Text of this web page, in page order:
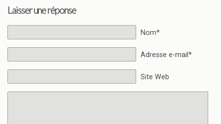
Laisser une réponse
Nom*
Adresse e-mail*
Site Web